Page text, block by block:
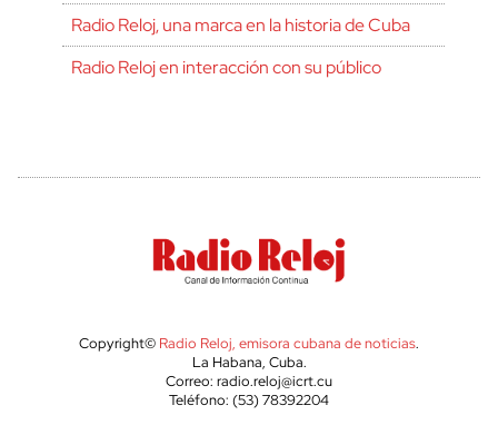
Radio Reloj, una marca en la historia de Cuba
Radio Reloj en interacción con su público
Copyright© Radio Reloj, emisora cubana de noticias.
La Habana, Cuba.
Correo: radio.reloj@icrt.cu
Teléfono: (53) 78392204